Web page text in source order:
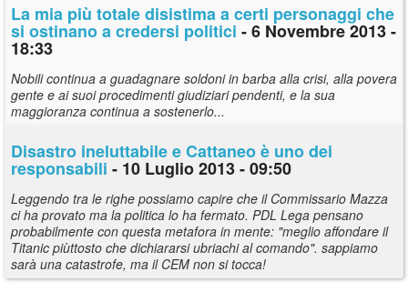
La mia più totale disistima a certi personaggi che
si ostinano a credersi politici - 6 Novembre 2013 -
18:33
Nobili continua a guadagnare soldoni in barba alla crisi, alla povera
gente e ai suoi procedimenti giudiziari pendenti, e la sua
maggioranza continua a sostenerlo...
Disastro ineluttabile e Cattaneo è uno dei
responsabili - 10 Luglio 2013 - 09:50
Leggendo tra le righe possiamo capire che il Commissario Mazza
ci ha provato ma la politica lo ha fermato. PDL Lega pensano
probabilmente con questa metafora in mente: "meglio affondare il
Titanic piùttosto che dichiararsi ubriachi al comando". sappiamo
sarà una catastrofe, ma il CEM non si tocca!